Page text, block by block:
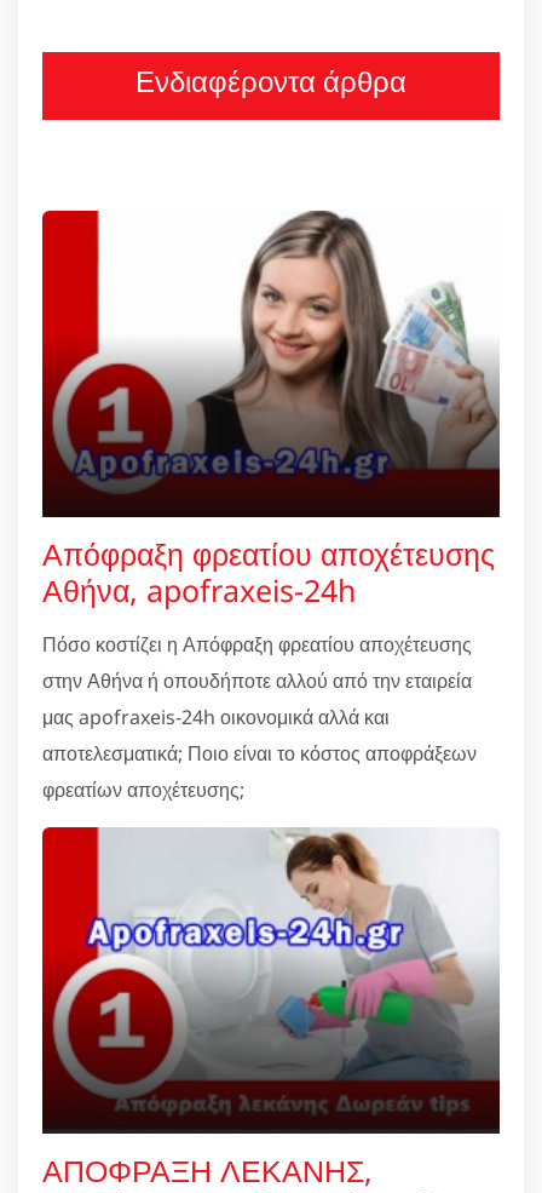
Ενδιαφέροντα άρθρα
Απόφραξη φρεατίου αποχέτευσης
Αθήνα, apofraxeis-24h
Πόσο κοστίζει η Απόφραξη φρεατίου αποχέτευσης
στην Αθήνα ή οπουδήποτε αλλού από την εταιρεία
μας apofraxeis-24h οικονομικά αλλά και
αποτελεσματικά; Ποιο είναι το κόστος αποφράξεων
φρεατίων αποχέτευσης;
ΑΠΟΦΡΑΞΗ ΛΕΚΑΝΗΣ,